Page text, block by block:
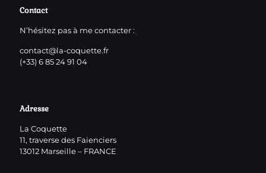
Contact
N’hésitez pas à me contacter :
contact@la-coquette.fr
(+33) 6 85 24 91 04
Adresse
La Coquette
11, traverse des Faienciers
13012 Marseille – FRANCE